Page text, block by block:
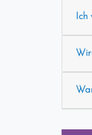
Ich